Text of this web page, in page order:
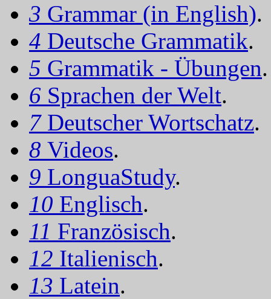
3 Grammar (in English).
4 Deutsche Grammatik.
5 Grammatik - Übungen.
6 Sprachen der Welt.
7 Deutscher Wortschatz.
8 Videos.
9 LonguaStudy.
10 Englisch.
11 Französisch.
12 Italienisch.
13 Latein.